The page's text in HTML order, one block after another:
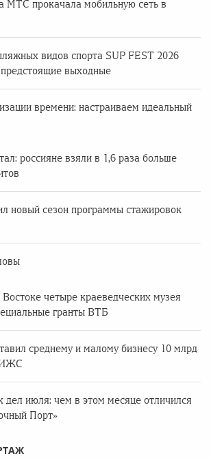
МТС прокачала мобильную сеть в
видов спорта SUP FEST 2026
предстоящие выходные
времени: настраиваем идеальный
россияне взяли в 1,6 раза больше
новый сезон программы стажировок
четыре краеведческих музея
гранты ВТБ
среднему и малому бизнесу 10 млрд
ИЖС
дел июля: чем в этом месяце отличился
Порт»